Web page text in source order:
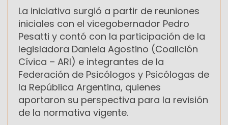
La iniciativa surgió a partir de reuniones
iniciales con el vicegobernador Pedro
Pesatti y contó con la participación de la
legisladora Daniela Agostino (Coalición
Cívica – ARI) e integrantes de la
Federación de Psicólogos y Psicólogas de
la República Argentina, quienes
aportaron su perspectiva para la revisión
de la normativa vigente.